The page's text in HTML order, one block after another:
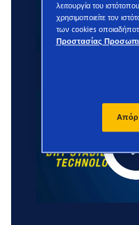
λειτουργία του
χρησιμοποιείτε τον
των cookies
Προστασίας